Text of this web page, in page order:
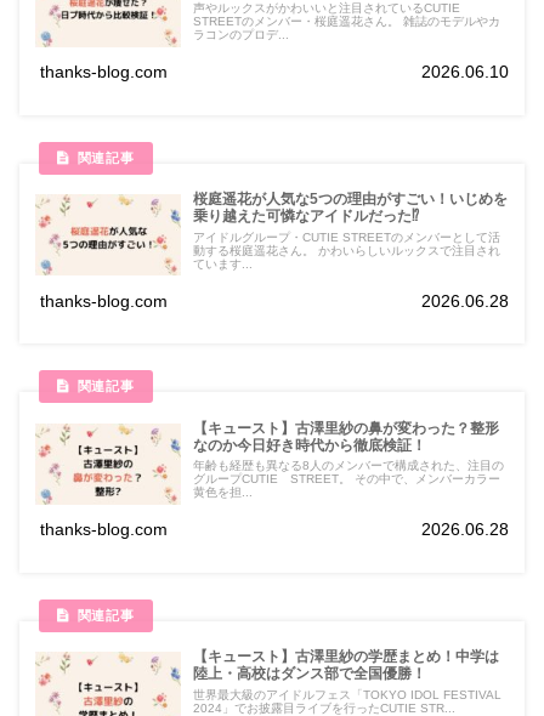
声やルックスがかわいいと注目されているCUTIE
STREETのメンバー・桜庭遥花さん。 雑誌のモデルやカ
ラコンのプロデ...
thanks-blog.com 2026.06.10
桜庭遥花が人気な5つの理由がすごい！いじめを
乗り越えた可憐なアイドルだった⁉
アイドルグループ・CUTIE STREETのメンバーとして活
動する桜庭遥花さん。 かわいらしいルックスで注目され
ています...
thanks-blog.com 2026.06.28
【キュースト】古澤里紗の鼻が変わった？整形
なのか今日好き時代から徹底検証！
年齢も経歴も異なる8人のメンバーで構成された、注目の
グループCUTIE STREET。 その中で、メンバーカラー
黄色を担...
thanks-blog.com 2026.06.28
【キュースト】古澤里紗の学歴まとめ！中学は
陸上・高校はダンス部で全国優勝！
世界最大級のアイドルフェス「TOKYO IDOL FESTIVAL
2024」でお披露目ライブを行ったCUTIE STR...